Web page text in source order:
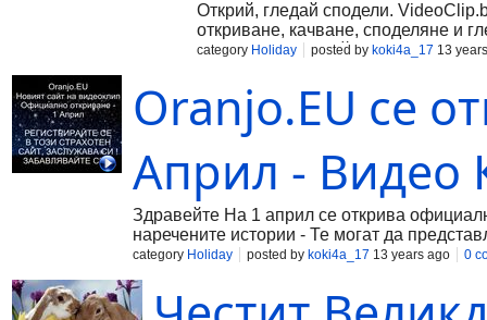
Открий, гледай сподели.
откриване, качване, споделяне и
създаване на плейлисти и
category Holiday posted by koki4a_17 13
Oranjo.EU се
Април - Видео
Здравейте На 1 април се открива
наречените истории - Те могат да
ПОЖЕЛАВАМ НА ВСИЧКИ ПРИЯТНО
category Holiday posted by koki4a_17 13 years ago 0